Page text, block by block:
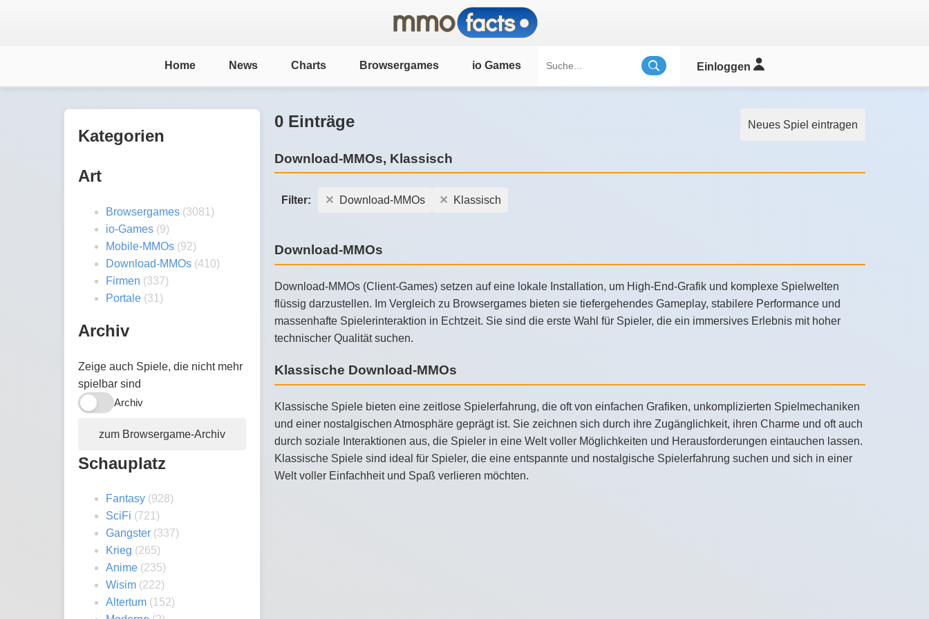
Home News Charts Browsergames io Games Einloggen
Kategorien
Art
Browsergames (3081)
io-Games (9)
Mobile-MMOs (92)
Download-MMOs (410)
Firmen (337)
Portale (31)
Archiv
Zeige auch Spiele, die nicht mehr
spielbar sind
Archiv
zum Browsergame-Archiv
Schauplatz
Fantasy (928)
SciFi (721)
Gangster (337)
Krieg (265)
Anime (235)
Wisim (222)
Altertum (152)
Neues Spiel eintragen
0 Einträge
Download-MMOs, Klassisch
Filter: Download-MMOs Klassisch
Download-MMOs
Download-MMOs (Client-Games) setzen auf eine lokale Installation, um High-End-Grafik und komplexe Spielwelten
flüssig darzustellen. Im Vergleich zu Browsergames bieten sie tiefergehendes Gameplay, stabilere Performance und
massenhafte Spielerinteraktion in Echtzeit. Sie sind die erste Wahl für Spieler, die ein immersives Erlebnis mit hoher
technischer Qualität suchen.
Klassische Download-MMOs
Klassische Spiele bieten eine zeitlose Spielerfahrung, die oft von einfachen Grafiken, unkomplizierten Spielmechaniken
und einer nostalgischen Atmosphäre geprägt ist. Sie zeichnen sich durch ihre Zugänglichkeit, ihren Charme und oft auch
durch soziale Interaktionen aus, die Spieler in eine Welt voller Möglichkeiten und Herausforderungen eintauchen lassen.
Klassische Spiele sind ideal für Spieler, die eine entspannte und nostalgische Spielerfahrung suchen und sich in einer
Welt voller Einfachheit und Spaß verlieren möchten.